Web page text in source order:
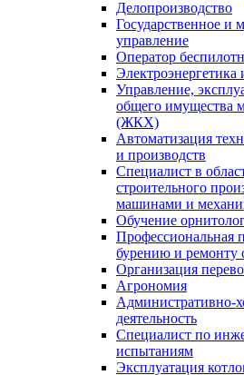
Делопроизводство
Государственное и
управление
Оператор
Электроэнергетика
Управление,
общего имущества
(ЖКХ)
Автоматизация
и производств
Специалист в
строительного
машинами и
Обучение
Профессиональная
бурению и ремонту
Организация
Агрономия
Административно-
деятельность
Специалист по
испытаниям
Эксплуатация